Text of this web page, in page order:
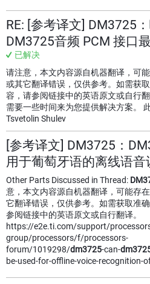
RE: [参考译文] DM3725
DM3725音频 PCM 接口
已解决
请注意，本文内容源自机器翻译，可
或其它翻译错误，仅供参考。如需获
容，请参阅链接中的英语原文或自行
需要一些时间来为您提供解决方案。 此
Tsvetolin Shulev
[参考译文] DM3725：
用于葡萄牙语的离线语音
Other Parts Discussed in Thread:
意，本文内容源自机器翻译，可能存
它翻译错误，仅供参考。如需获取准
参阅链接中的英语原文或自行翻译。
https://e2e.ti.com/support/
group/processors/f/processors-
forum/1019298/dm3725-can-
be-used-for-offline-voice-recognition-